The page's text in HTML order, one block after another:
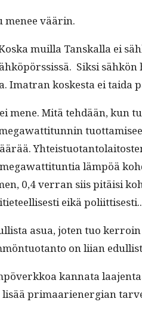
menee väärin.
muil­la Tan­skalla ei
Sik­si
koskesta ei tai­da
Mitä tehdään, kun
läm­pöä
0,4 ver­ran siis pitäisi
eikä poliittisesti..
asua, joten tuo
on liian
kan­na­ta
pri­maariener­gian